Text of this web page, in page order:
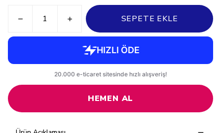
SEPETE EKLE
HEMEN AL